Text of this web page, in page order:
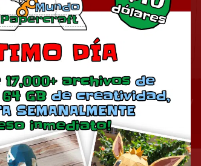
Descargar
Battlefury